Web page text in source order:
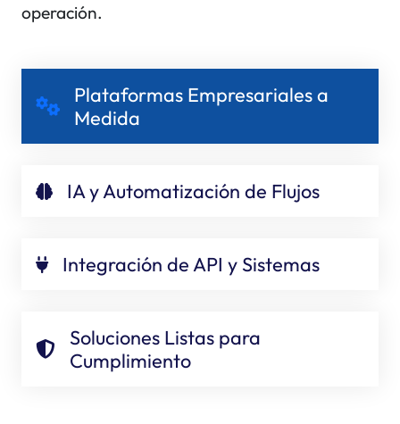
operación.
Plataformas Empresariales a
Medida
IA y Automatización de Flujos
Integración de API y Sistemas
Soluciones Listas para
Cumplimiento